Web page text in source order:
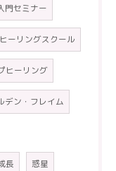
門セミナー
ーリングスクール
ヒーリング
デン・フレイム
長 惑星